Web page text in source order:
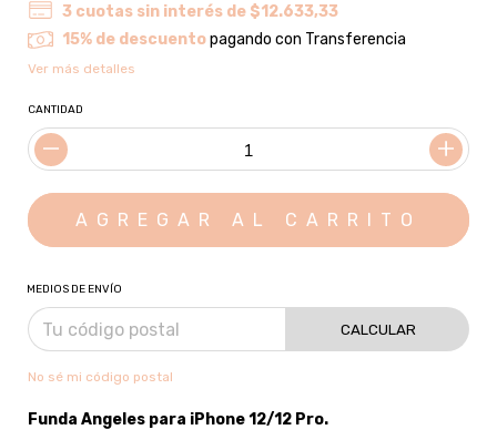
3 cuotas sin interés de $12.633,33
15% de descuentopagando con Transferencia
Ver más detalles
CANTIDAD
MEDIOS DE ENVÍO
CALCULAR
No sé mi código postal
Funda Angeles para iPhone 12/12 Pro.